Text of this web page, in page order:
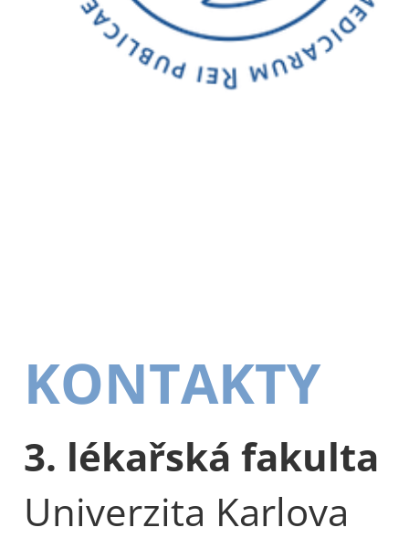
KONTAKTY
3. lékařská fakulta
Univerzita Karlova